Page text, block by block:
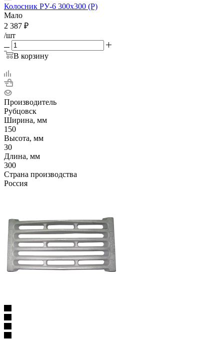
Колосник РУ-6 300х300 (Р)
Мало
2 387 ₽
/шт
В корзину
Производитель
Рубцовск
Ширина, мм
150
Высота, мм
30
Длина, мм
300
Страна производства
Россия